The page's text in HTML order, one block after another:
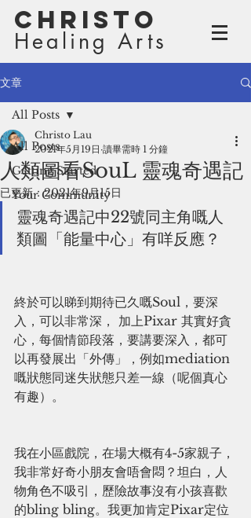
Christo
Healing Arts
文章
All Posts
Getting Started
Your Community
All Posts
人類圖看SouL 靈魂奇遇記
Christo Lau
2021年5月19日 讀畢需時 1 分鐘
已更新：2021年9月15日
靈魂奇遇記中22號同主角嘅人
類圖「能量中心」有咩反應？
終於可以睇到期待已久嘅Soul，要深
入，可以非常深， 加上Pixar 其實好貪
心，每個情節段落，要講要深入，都可
以再發展出「外傳」，例如mediation
嘅狀態同迷失狀態只差一線（呢個真心
有趣）。
我在小區戲院，在場大概有4-5家親子，
我非常好奇小朋友會唔會悶？坦白，人
物角色不吸引，歷險故事沒有小孩喜歡
的bling bling。我更加肯定Pixar定位